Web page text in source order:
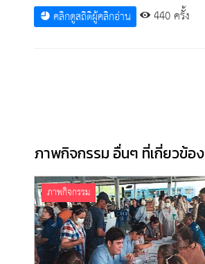
คลิกดูสถิติผู้คลิกอ่าน 440 ครั้ง
ภาพกิจกรรม อื่นๆ ที่เกี่ยวข้อง
ภาพกิจกรรม